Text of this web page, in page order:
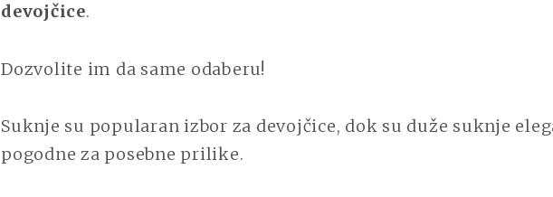
devojčice.
Dozvolite im da same odaberu!
Suknje su popularan izbor za devojčice, dok su duže suknje
pogodne za posebne prilike.